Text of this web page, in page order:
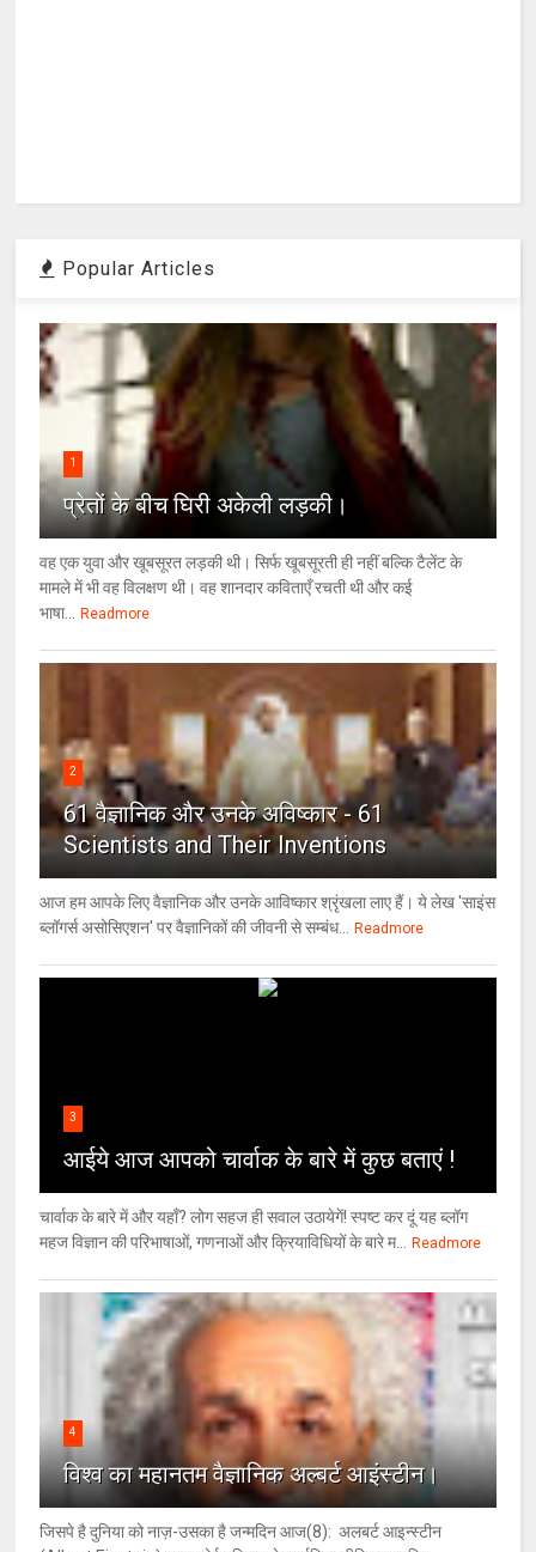
Popular Articles
1
प्रेतों के बीच घिरी अकेली लड़की।
वह एक युवा और खूबसूरत लड़की थी। सिर्फ खूबसूरती ही नहीं बल्कि टैलेंट के
मामले में भी वह विलक्षण थी। वह शानदार कविताएँ रचती थी और कई
भाषा...
Readmore
2
61 वैज्ञानिक और उनके अविष्कार - 61
Scientists and Their Inventions
आज हम आपके लिए वैज्ञानिक और उनके आविष्कार श्रृंखला लाए हैं। ये लेख 'साइंस
ब्लॉगर्स असोसिएशन' पर वैज्ञा‍निकों की जीवनी से सम्बंध...
Readmore
3
आईये आज आपको चार्वाक के बारे में कुछ बताएं !
चार्वाक के बारे में और यहाँ? लोग सहज ही सवाल उठायेगें! स्पष्ट कर दूं यह ब्लॉग
महज विज्ञान की परिभाषाओं, गणनाओं और क्रियाविधियों के बारे म...
Readmore
4
विश्‍व का महानतम वैज्ञानिक अल्बर्ट आइंस्टीन।
जिसपे है दुनिया को नाज़-उसका है जन्मदिन आज(8): अलबर्ट आइन्स्टीन